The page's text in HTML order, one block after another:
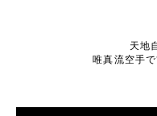
天地
唯真流空手で